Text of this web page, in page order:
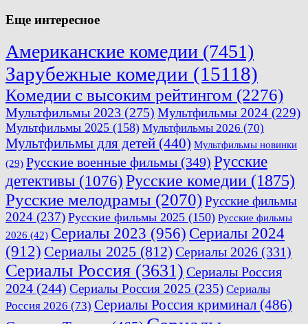
Еще интересное
Американские комедии (7451)
Зарубежные комедии (15118)
Комедии с высоким рейтингом (2276)
Мультфильмы 2023 (275) Мультфильмы 2024 (229)
Мультфильмы 2025 (158) Мультфильмы 2026 (70)
Мультфильмы для детей (440) Мультфильмы новинки
(29) Русские военные фильмы (349) Русские
детективы (1076)Русские комедии (1875)
Русские мелодрамы (2070)Русские фильмы
2024 (237) Русские фильмы 2025 (150) Русские фильмы
2026 (42) Сериалы 2023 (956) Сериалы 2024
(912) Сериалы 2025 (812)Сериалы 2026 (331)
Сериалы Россия (3631) Сериалы Россия
2024 (244) Сериалы Россия 2025 (235) Сериалы
Россия 2026 (73) Сериалы Россия криминал (486)